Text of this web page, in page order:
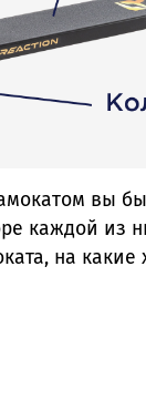
вы
каждой
на